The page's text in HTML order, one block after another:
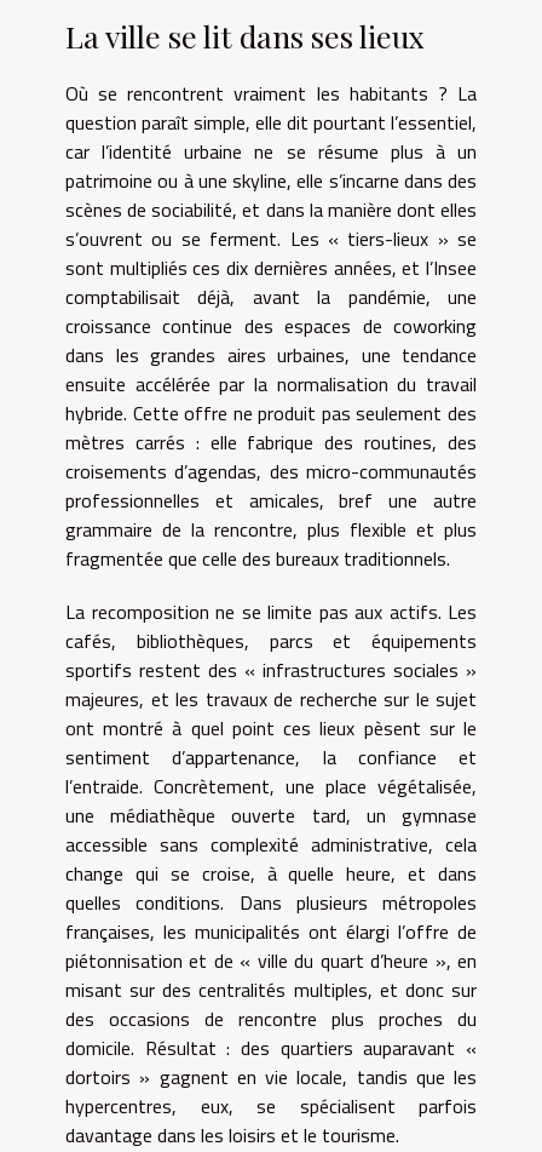
La ville se lit dans ses lieux
Où se rencontrent vraiment les habitants ? La
question paraît simple, elle dit pourtant l’essentiel,
car l’identité urbaine ne se résume plus à un
patrimoine ou à une skyline, elle s’incarne dans des
scènes de sociabilité, et dans la manière dont elles
s’ouvrent ou se ferment. Les « tiers-lieux » se
sont multipliés ces dix dernières années, et l’Insee
comptabilisait déjà, avant la pandémie, une
croissance continue des espaces de coworking
dans les grandes aires urbaines, une tendance
ensuite accélérée par la normalisation du travail
hybride. Cette offre ne produit pas seulement des
mètres carrés : elle fabrique des routines, des
croisements d’agendas, des micro-communautés
professionnelles et amicales, bref une autre
grammaire de la rencontre, plus flexible et plus
fragmentée que celle des bureaux traditionnels.
La recomposition ne se limite pas aux actifs. Les
cafés, bibliothèques, parcs et équipements
sportifs restent des « infrastructures sociales »
majeures, et les travaux de recherche sur le sujet
ont montré à quel point ces lieux pèsent sur le
sentiment d’appartenance, la confiance et
l’entraide. Concrètement, une place végétalisée,
une médiathèque ouverte tard, un gymnase
accessible sans complexité administrative, cela
change qui se croise, à quelle heure, et dans
quelles conditions. Dans plusieurs métropoles
françaises, les municipalités ont élargi l’offre de
piétonnisation et de « ville du quart d’heure », en
misant sur des centralités multiples, et donc sur
des occasions de rencontre plus proches du
domicile. Résultat : des quartiers auparavant «
dortoirs » gagnent en vie locale, tandis que les
hypercentres, eux, se spécialisent parfois
davantage dans les loisirs et le tourisme.